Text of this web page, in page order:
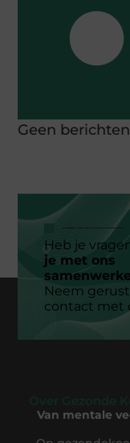
Geen
Heb je
je met ons
Neem gerust
contact met
Van mentale